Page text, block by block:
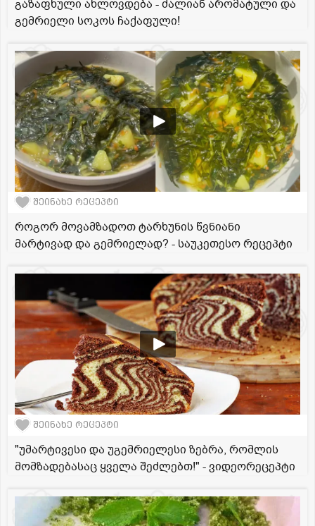
გაზაფხული ახლოვდება - ძალიან არომატული და
გემრიელი სოკოს ჩაქაფული!
შეინახე რეცეპტი
როგორ მოვამზადოთ ტარხუნის წვნიანი
მარტივად და გემრიელად? - საუკეთესო რეცეპტი
შეინახე რეცეპტი
"უმარტივესი და უგემრიელესი ზებრა, რომლის
მომზადებასაც ყველა შეძლებთ!" - ვიდეორეცეპტი